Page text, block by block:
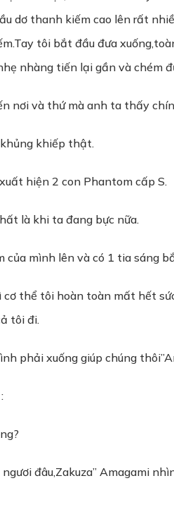
dơ thanh kiếm cao lên rất
tôi bắt đầu đưa
nhàng tiến lại gần và chém
nơi và thứ mà anh ta thấy
khiếp thật.
hiện 2 con Phantom cấp S.
là khi ta đang bực nữa.
của mình lên và có 1 tia sáng
thể tôi hoàn toàn mất hết
tôi đi.
phải xuống giúp chúng
đâu,Zakuza” Amagami